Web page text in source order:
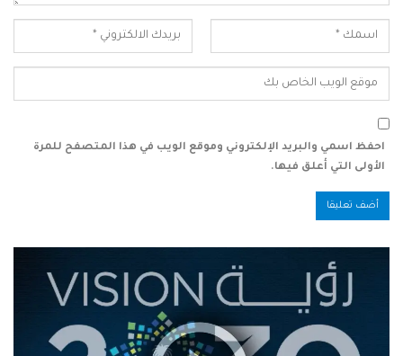
احفظ اسمي والبريد الإلكتروني وموقع الويب في هذا المتصفح للمرة
الأولى التي أعلق فيها.